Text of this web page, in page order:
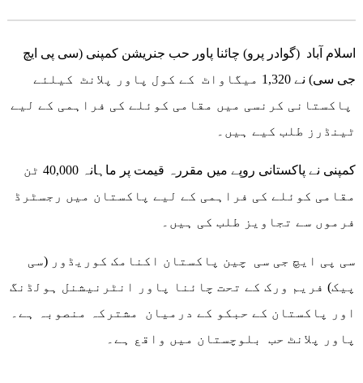
اسلام آباد (گوادر پرو) چائنا پاور حب جنریشن کمپنی (سی پی ایچ
جی سی) نے 1,320 میگاواٹ کے کول پاور پلانٹ کیلئے
پاکستانی کرنسی میں مقامی کوئلے کی فراہمی کے لیے
ٹینڈرز طلب کیے ہیں۔
کمپنی نے پاکستانی روپے میں مقررہ قیمت پر ماہانہ 40,000 ٹن
مقامی کوئلے کی فراہمی کے لیے پاکستان میں رجسٹرڈ
فرموں سے تجاویز طلب کی ہیں۔
سی پی ایچ جی سی چین پاکستان اکنامک کوریڈور (سی
پیک) فریم ورک کے تحت چائنا پاور انٹرنیشنل ہولڈنگ
اور پاکستان کے حبکو کے درمیان مشترکہ منصوبہ ہے۔
پاور پلانٹ حب بلوچستان میں واقع ہے۔